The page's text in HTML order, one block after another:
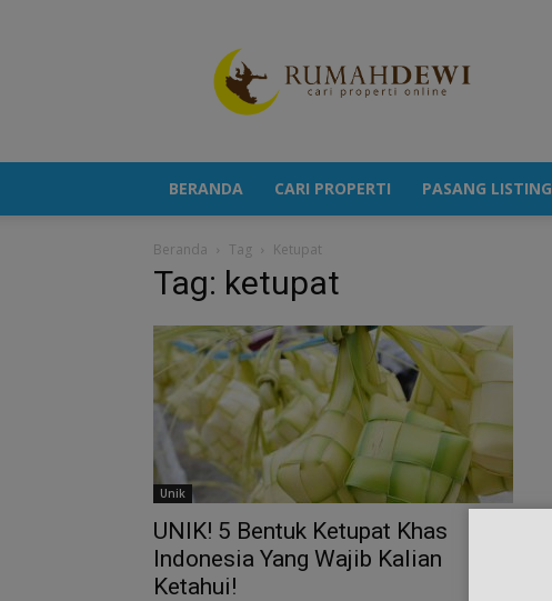
Berita
Properti
Terkini
BERANDA CARI PROPERTI PASANG LISTING
Beranda Tag Ketupat
Tag: ketupat
Unik
UNIK! 5 Bentuk Ketupat Khas
Indonesia Yang Wajib Kalian
Ketahui!